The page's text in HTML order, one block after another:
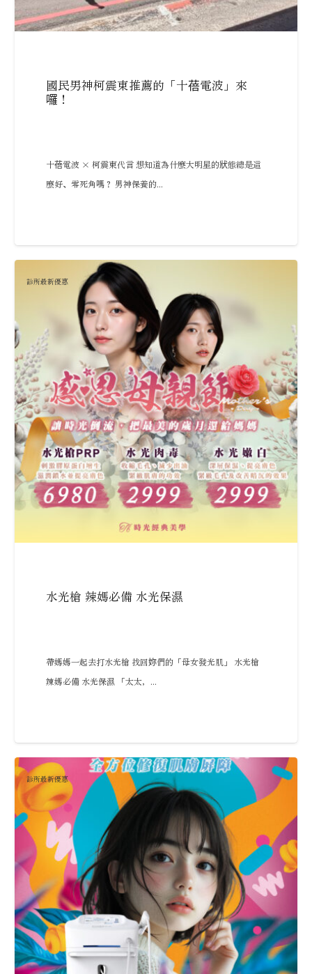
國民男神柯震東推薦的「十蓓電波」來
囉！
十蓓電波 × 柯震東代言 想知道為什麼大明星的狀態總是這
麼好、零死角嗎？ 男神保養的...
診所最新優惠
水光槍 辣媽必備 水光保濕
帶媽媽一起去打水光槍 找回妳們的「母女發光肌」 水光槍
辣媽必備 水光保濕 「太太，...
診所最新優惠